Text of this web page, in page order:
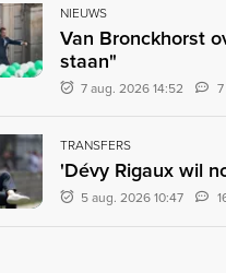
NIEUWS
Van Bronckhorst
staan"
7 aug. 2026 14:52
TRANSFERS
'Dévy Rigaux wil
5 aug. 2026 10:47